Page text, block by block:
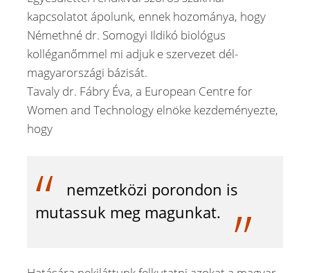
kapcsolatot ápolunk, ennek hozománya, hogy
Némethné dr. Somogyi Ildikó biológus
kolléganőmmel mi adjuk e szervezet dél-
magyarországi bázisát.
Tavaly dr. Fábry Éva, a European Centre for
Women and Technology elnöke kezdeményezte,
hogy
nemzetközi porondon is
mutassuk meg magunkat.